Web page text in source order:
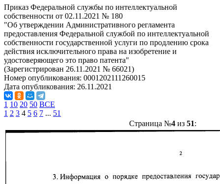
Приказ Федеральной службы по интеллектуальной
собственности от 02.11.2021 № 180
"Об утверждении Административного регламента
предоставления Федеральной службой по интеллектуальной
собственности государственной услуги по продлению срока
действия исключительного права на изобретение и
удостоверяющего это право патента"
(Зарегистрирован 26.11.2021 № 66021)
Номер опубликования: 0001202111260015
Дата опубликования: 26.11.2021
1 10 20 50 ВСЕ
1 2 3 4 5 6 7 ... 51
Страница №4из 51: